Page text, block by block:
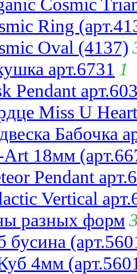
Ring
Oval (4137)
арт.6731 1
Pendant
Miss U
Бабочка
Art 18мм
Pendant
Vertical
разных форм
бусина
4мм